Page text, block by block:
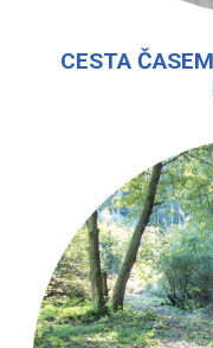
CESTA